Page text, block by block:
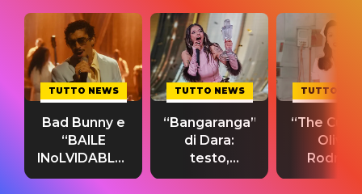
TUTTO NEWS
Bad Bunny e
“BAILE
INoLVIDABLE”:
testo,
TUTTO NEWS
“Bangaranga”
di Dara:
testo,
traduzione e
TUTTO
“The
Olivia
testo,